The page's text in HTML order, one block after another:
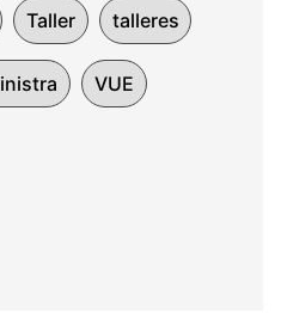
Taller talleres
VUE